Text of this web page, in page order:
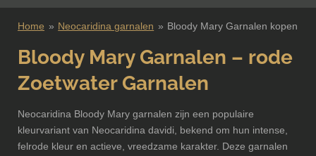
Home » Neocaridina garnalen » Bloody Mary Garnalen kopen
Bloody Mary Garnalen – rode
Zoetwater Garnalen
Neocaridina Bloody Mary garnalen zijn een populaire
kleurvariant van Neocaridina davidi, bekend om hun intense,
felrode kleur en actieve, vreedzame karakter. Deze garnalen